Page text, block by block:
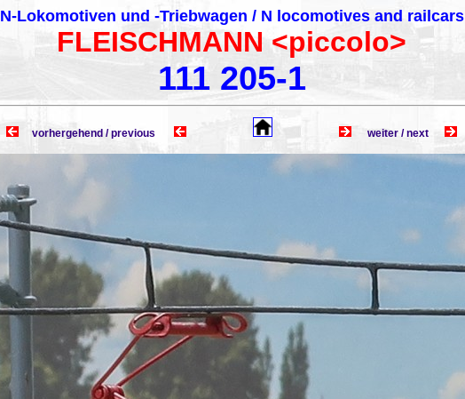
N-Lokomotiven und -Triebwagen / N locomotives and railcars
FLEISCHMANN <piccolo>
111 205-1
vorhergehend / previous weiter / next